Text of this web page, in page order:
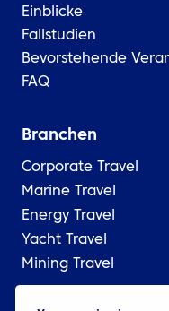
Einblicke
Fallstudien
Bevorstehende
FAQ
Branchen
Corporate Travel
Marine Travel
Energy Travel
Yacht Travel
Mining Travel